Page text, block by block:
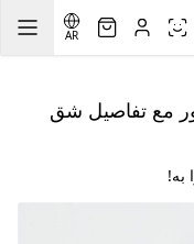
AR
مع تفاصيل شق
به!